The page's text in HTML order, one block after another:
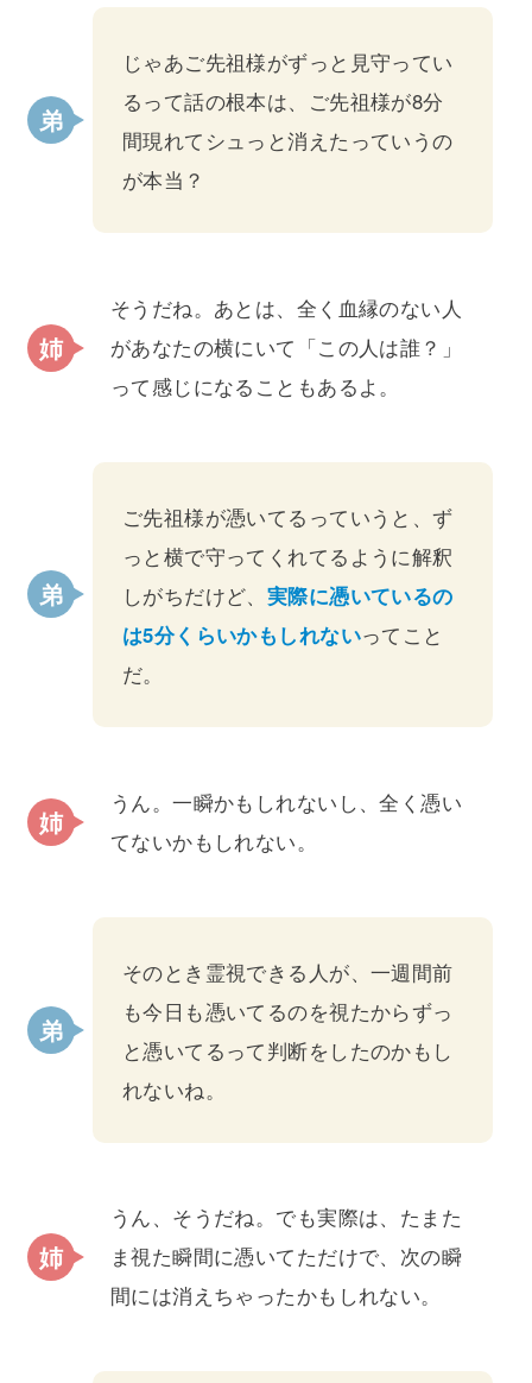
じゃあご先祖様がずっと見守ってい
るって話の根本は、ご先祖様が8分
間現れてシュっと消えたっていうの
が本当？
そうだね。あとは、全く血縁のない人
があなたの横にいて「この人は誰？」
って感じになることもあるよ。
ご先祖様が憑いてるっていうと、ず
っと横で守ってくれてるように解釈
しがちだけど、 実際に憑いているの
は5分くらいかもしれないってこと
だ。
うん。一瞬かもしれないし、全く憑い
てないかもしれない。
そのとき霊視できる人が、一週間前
も今日も憑いてるのを視たからずっ
と憑いてるって判断をしたのかもし
れないね。
うん、そうだね。でも実際は、たまた
ま視た瞬間に憑いてただけで、次の瞬
間には消えちゃったかもしれない。